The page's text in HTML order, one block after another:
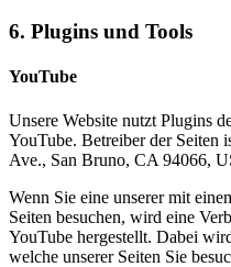
6. Plugins und Tools
YouTube
Unsere Website nutzt Plugins
YouTube. Betreiber der Seiten
Ave., San Bruno, CA 94066,
Wenn Sie eine unserer mit
Seiten besuchen, wird eine
YouTube hergestellt. Dabei
welche unserer Seiten Sie